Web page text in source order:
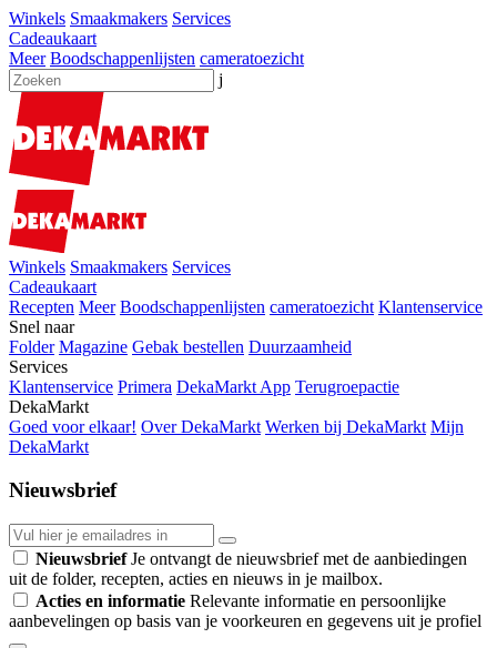
Winkels Smaakmakers Services
Cadeaukaart
Meer Boodschappenlijsten cameratoezicht
j
Winkels Smaakmakers Services
Cadeaukaart
Recepten Meer Boodschappenlijsten cameratoezicht Klantenservice
Snel naar
Folder Magazine Gebak bestellen Duurzaamheid
Services
Klantenservice Primera DekaMarkt App Terugroepactie
DekaMarkt
Goed voor elkaar! Over DekaMarkt Werken bij DekaMarkt Mijn
DekaMarkt
Nieuwsbrief
NieuwsbriefJe ontvangt de nieuwsbrief met de aanbiedingen
uit de folder, recepten, acties en nieuws in je mailbox.
Acties en informatie Relevante informatie en persoonlijke
aanbevelingen op basis van je voorkeuren en gegevens uit je profiel